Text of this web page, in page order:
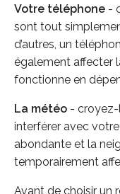
Votre téléphone -
sont tout
d’autres, un
également affecter
fonctionne en
La météo -
interférer avec
abondante et la
temporairement
Avant de choisir un